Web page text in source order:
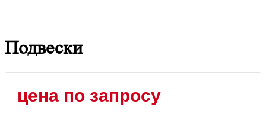
Подвески
цена по запросу